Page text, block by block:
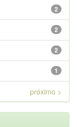
2
2
2
1
próximo >